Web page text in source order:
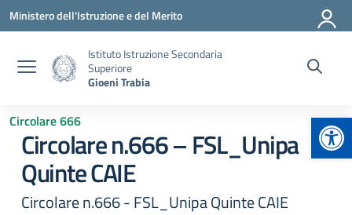
Vai ai contenuti
Vai al menu di navigazione
Vai al footer
Ministero dell'Istruzione e del Merito
Istituto Istruzione Secondaria
Superiore
Gioeni Trabia
Circolare 666
Circolare n.666 – FSL_Unipa
Quinte CAIE
Circolare n.666 - FSL_Unipa Quinte CAIE